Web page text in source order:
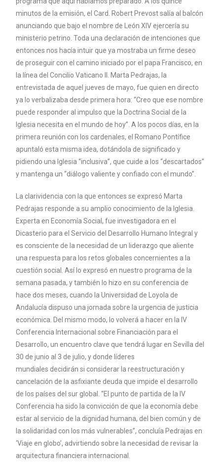
minutos de la emisión, el Card. Robert Prevost salía al balcón
anunciando que bajo el nombre de León XIV ejercería su
ministerio petrino. Toda una declaración de intenciones que
entonces nos hacía intuir que ya mostraba un firme deseo
de proseguir con el camino iniciado por el papa Francisco, en
la línea del Concilio Vaticano II. Marta Pedrajas, la
entrevistada de aquel jueves de mayo, fue quien en directo
ya lo verbalizaba desde primera hora: “Creo que ese nombre
puede responder al impulso que la Doctrina Social de la
Iglesia necesita en el mundo de hoy”. A los pocos días, en la
primera reunión con los cardenales, el Romano Pontífice
apuntaló esta misma idea, dotándola de significado y
pidiendo una Iglesia “inclusiva”, que cuide a los “descartados”
y mantenga un “diálogo valiente y confiado con el mundo”.
La clarividencia con la que entonces se expresó Marta
Pedrajas responde a su amplio conocimiento de la Iglesia.
Experta en Economía Social, fue investigadora en el
Dicasterio para el Servicio del Desarrollo Humano Integral y
es consciente de la necesidad de un liderazgo que aliente
una respuesta para los retos globales concernientes a la
cuestión social. Así lo expresó en nuestro programa de la
semana pasada, y también lo hizo en su conferencia de
hace dos meses, cuando la Universidad de Loyola de
Andalucía dispuso una jornada sobre la urgencia de justicia
económica. Del mismo modo, lo volverá a hacer en la IV
Conferencia Internacional sobre Financiación para el
Desarrollo, un encuentro clave que tendrá lugar en Sevilla del
30 de junio al 3 de julio, y donde líderes
mundiales decidirán si considerar la reestructuración y
cancelación de la asfixiante deuda que impide el desarrollo
de los países del sur global. “El punto de partida de la IV
Conferencia ha sido la convicción de que la economía debe
estar al servicio de la dignidad humana, del bien común y de
la solidaridad con los más vulnerables”, concluía Pedrajas en
‘Viaje en globo’, advirtiendo sobre la necesidad de revisar la
arquitectura financiera internacional.